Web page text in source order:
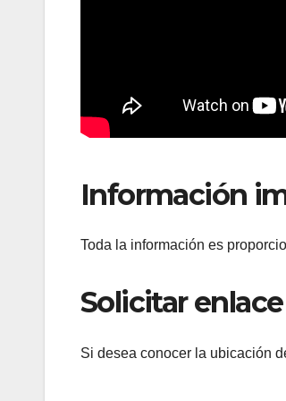
Información
Toda la información es
Solicitar
Si desea conocer la ubicación